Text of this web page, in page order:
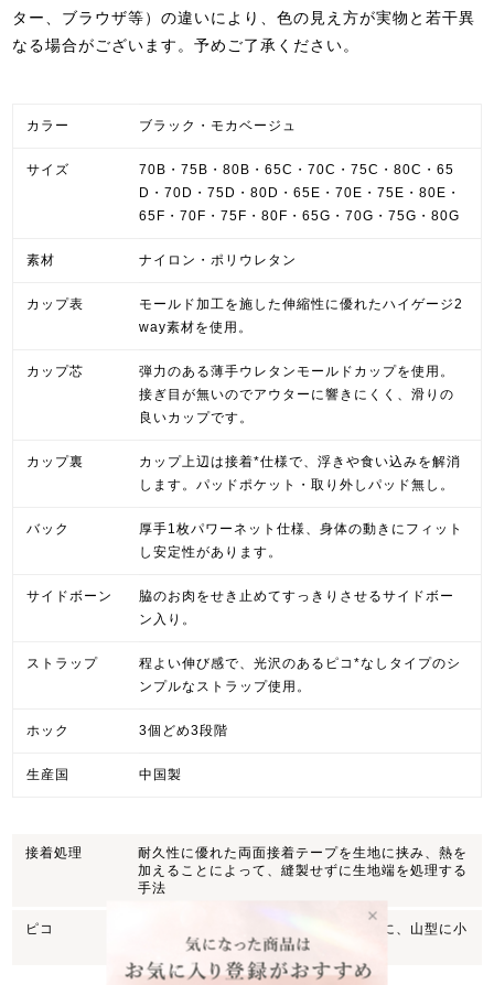
ター、ブラウザ等）の違いにより、色の見え方が実物と若干異
なる場合がございます。予めご了承ください。
カラー ブラック・モカベージュ
サイズ
70B・75B・80B・65C・70C・75C・80C・65
D・70D・75D・80D・65E・70E・75E・80E・
65F・70F・75F・80F・65G・70G・75G・80G
素材 ナイロン・ポリウレタン
カップ表
モールド加工を施した伸縮性に優れたハイゲージ2
way素材を使用。
カップ芯
弾力のある薄手ウレタンモールドカップを使用。
接ぎ目が無いのでアウターに響きにくく、滑りの
良いカップです。
カップ裏
カップ上辺は接着*仕様で、浮きや食い込みを解消
します。パッドポケット・取り外しパッド無し。
バック
厚手1枚パワーネット仕様、身体の動きにフィット
し安定性があります。
サイドボーン
脇のお肉をせき止めてすっきりさせるサイドボー
ン入り。
ストラップ
程よい伸び感で、光沢のあるピコ*なしタイプのシ
ンプルなストラップ使用。
ホック 3個どめ3段階
生産国 中国製
接着処理
耐久性に優れた両面接着テープを生地に挟み、熱を
加えることによって、縫製せずに生地端を処理する
手法
ピコ
ストラップやショーツなどのテープ端に、山型に小
さく施されたフリルのようなデザイン。